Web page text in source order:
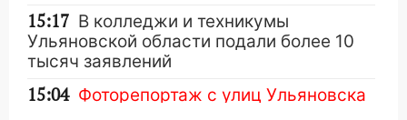
15:17 В колледжи и техникумы
Ульяновской области подали более 10
тысяч заявлений
15:04 Фоторепортаж с улиц Ульяновска